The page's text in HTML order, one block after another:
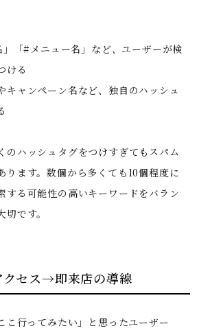
「#メニュー名」など、ユーザーが検
ける
キャンペーン名など、独自のハッシュ
のハッシュタグをつけすぎてもスパム
ります。数個から多くても10個程度に
する可能性の高いキーワードをバラン
です。
クセス→即来店の導線
こ行ってみたい」と思ったユーザー